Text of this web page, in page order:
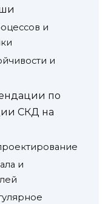
и
и
по
СКД на
и